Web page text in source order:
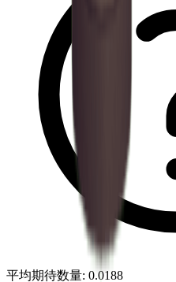
平均期待数量: 0.0188